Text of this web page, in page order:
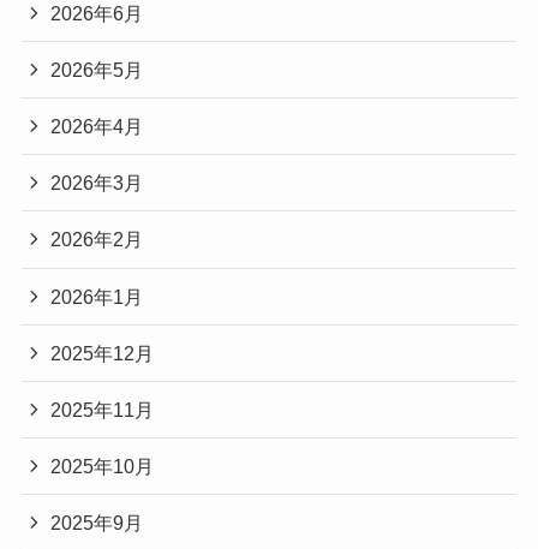
2026年6月
2026年5月
2026年4月
2026年3月
2026年2月
2026年1月
2025年12月
2025年11月
2025年10月
2025年9月